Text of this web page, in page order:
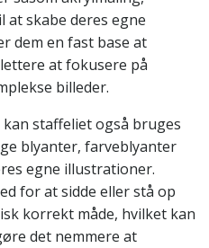
skabe deres egne
dem en fast base at
at fokusere på
billeder.
staffeliet også bruges
blyanter, farveblyanter
egne illustrationer.
for at sidde eller stå op
korrekt måde, hvilket kan
det nemmere at